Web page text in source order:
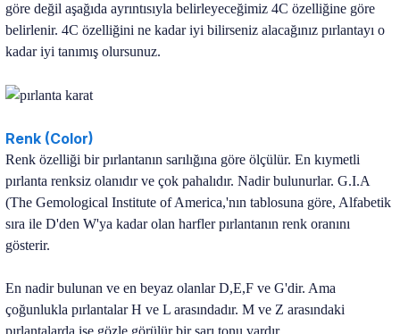
göre değil aşağıda ayrıntısıyla belirleyeceğimiz 4C özelliğine göre
belirlenir. 4C özelliğini ne kadar iyi bilirseniz alacağınız pırlantayı o
kadar iyi tanımış olursunuz.
Renk (Color)
Renk özelliği bir pırlantanın sarılığına göre ölçülür. En kıymetli
pırlanta renksiz olanıdır ve çok pahalıdır. Nadir bulunurlar. G.I.A
(The Gemological Institute of America,'nın tablosuna göre, Alfabetik
sıra ile D'den W'ya kadar olan harfler pırlantanın renk oranını
gösterir.
En nadir bulunan ve en beyaz olanlar D,E,F ve G'dir. Ama
çoğunlukla pırlantalar H ve L arasındadır. M ve Z arasındaki